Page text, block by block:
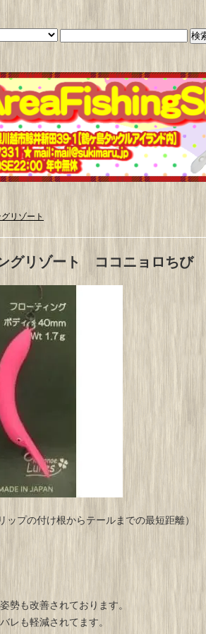
リゾート
グリゾート ココニョロちび
ップの付け根からテールまでの最短距離）
勢も改善されております。
レも軽減されてます。